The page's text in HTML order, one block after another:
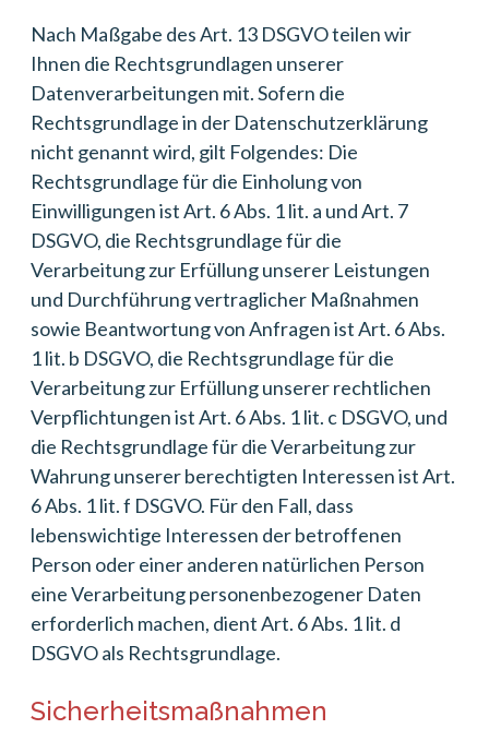
Nach Maßgabe des Art. 13 DSGVO teilen wir
Ihnen die Rechtsgrundlagen unserer
Datenverarbeitungen mit. Sofern die
Rechtsgrundlage in der Datenschutzerklärung
nicht genannt wird, gilt Folgendes: Die
Rechtsgrundlage für die Einholung von
Einwilligungen ist Art. 6 Abs. 1 lit. a und Art. 7
DSGVO, die Rechtsgrundlage für die
Verarbeitung zur Erfüllung unserer Leistungen
und Durchführung vertraglicher Maßnahmen
sowie Beantwortung von Anfragen ist Art. 6 Abs.
1 lit. b DSGVO, die Rechtsgrundlage für die
Verarbeitung zur Erfüllung unserer rechtlichen
Verpflichtungen ist Art. 6 Abs. 1 lit. c DSGVO, und
die Rechtsgrundlage für die Verarbeitung zur
Wahrung unserer berechtigten Interessen ist Art.
6 Abs. 1 lit. f DSGVO. Für den Fall, dass
lebenswichtige Interessen der betroffenen
Person oder einer anderen natürlichen Person
eine Verarbeitung personenbezogener Daten
erforderlich machen, dient Art. 6 Abs. 1 lit. d
DSGVO als Rechtsgrundlage.
Sicherheitsmaßnahmen